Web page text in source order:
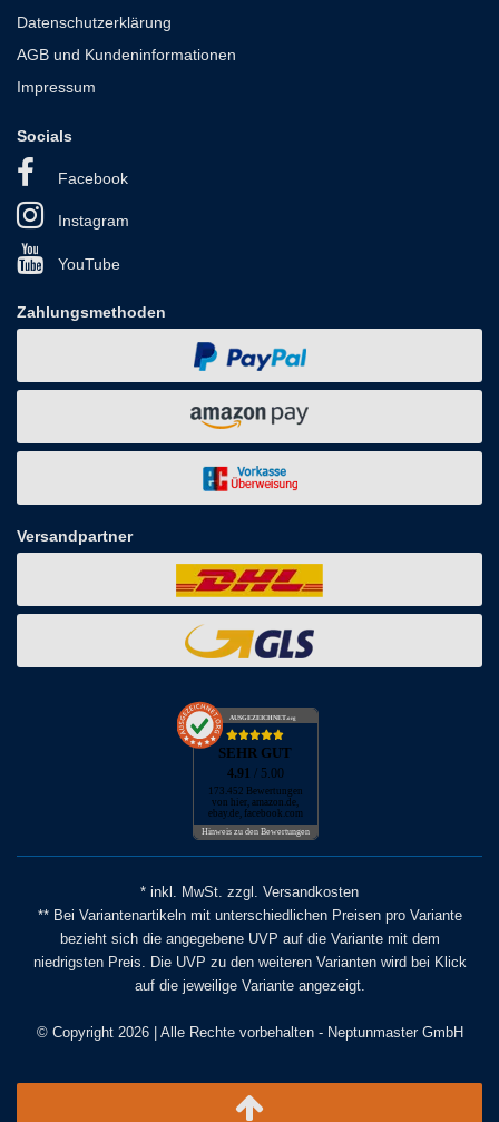
Datenschutzerklärung
AGB und Kundeninformationen
Impressum
Socials
Facebook
Instagram
YouTube
Zahlungsmethoden
Versandpartner
AUSGEZEICHNET.org
SEHR GUT
4.91 / 5.00
173.452 Bewertungen
von hier, amazon.de,
ebay.de, facebook.com
Hinweis zu den Bewertungen
* inkl. MwSt. zzgl. Versandkosten
** Bei Variantenartikeln mit unterschiedlichen Preisen pro Variante
bezieht sich die angegebene UVP auf die Variante mit dem
niedrigsten Preis. Die UVP zu den weiteren Varianten wird bei Klick
auf die jeweilige Variante angezeigt.
© Copyright 2026 | Alle Rechte vorbehalten - Neptunmaster GmbH